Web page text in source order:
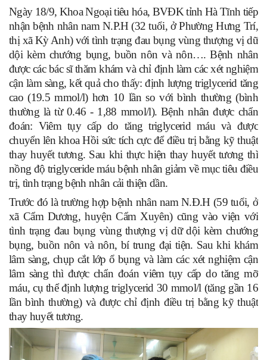
Ngày 18/9, Khoa Ngoại tiêu hóa, BVĐK tỉnh Hà Tĩnh tiếp
nhận bệnh nhân nam N.P.H (32 tuổi, ở Phường Hưng Trí,
thị xã Kỳ Anh) với tình trạng đau bụng vùng thượng vị dữ
dội kèm chướng bụng, buồn nôn và nôn…. Bệnh nhân
được các bác sĩ thăm khám và chỉ định làm các xét nghiệm
cận làm sàng, kết quả cho thấy: định lượng triglycerid tăng
cao (19.5 mmol/l) hơn 10 lần so với bình thường (bình
thường là từ 0.46 - 1,88 mmol/l). Bệnh nhân được chẩn
đoán: Viêm tụy cấp do tăng triglycerid máu và được
chuyển lên khoa Hồi sức tích cực để điều trị bằng kỹ thuật
thay huyết tương. Sau khi thực hiện thay huyết tương thì
nồng độ triglyceride máu bệnh nhân giảm về mục tiêu điều
trị, tình trạng bệnh nhân cải thiện dần.
Trước đó là trường hợp bệnh nhân nam N.Đ.H (59 tuổi, ở
xã Cẩm Dương, huyện Cẩm Xuyên) cũng vào viện với
tình trạng đau bụng vùng thượng vị dữ dội kèm chướng
bụng, buồn nôn và nôn, bí trung đại tiện. Sau khi khám
lâm sàng, chụp cắt lớp ổ bụng và làm các xét nghiệm cận
lâm sàng thì được chẩn đoán viêm tụy cấp do tăng mỡ
máu, cụ thể định lượng triglycerid 30 mmol/l (tăng gần 16
lần bình thường) và được chỉ định điều trị bằng kỹ thuật
thay huyết tương.